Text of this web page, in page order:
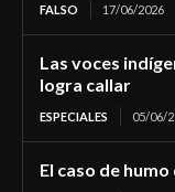
FALSO 17/06/2026
Las voces
logra callar
ESPECIALES 05/06/
El caso de